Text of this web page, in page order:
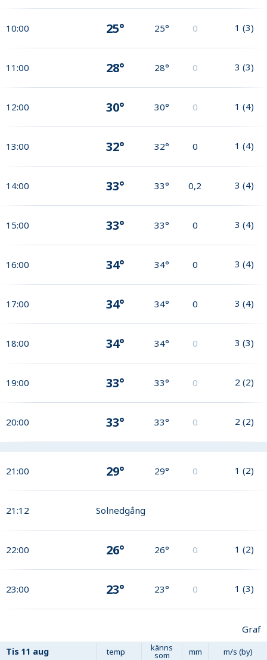
10:00 25° 25° 0 1 (3)
11:00 28° 28° 0 3 (3)
12:00 30° 30° 0 1 (4)
13:00 32° 32° 0 1 (4)
14:00 33° 33° 0,2 3 (4)
15:00 33° 33° 0 3 (4)
16:00 34° 34° 0 3 (4)
17:00 34° 34° 0 3 (4)
18:00 34° 34° 0 3 (3)
19:00 33° 33° 0 2 (2)
20:00 33° 33° 0 2 (2)
21:00 29° 29° 0 1 (2)
21:12 Solnedgång
22:00 26° 26° 0 1 (2)
23:00 23° 23° 0 1 (3)
Graf
Tis 11 aug temp känns
som mm m/s (by)